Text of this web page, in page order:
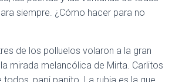
C
siempre. ¿Cómo hacer para no
de los polluelos volaron a la gran
mirada melancólica de Mirta. Carlitos